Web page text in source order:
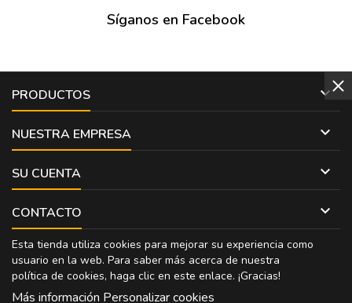
Síganos en Facebook
PRODUCTOS 
NUESTRA EMPRESA 
SU CUENTA 
CONTACTO 
Esta tienda utiliza cookies para mejorar su experiencia como
usuario en la web. Para saber más acerca de nuestra
política de cookies, haga clic en este enlace. ¡Gracias!
Más información Personalizar cookies